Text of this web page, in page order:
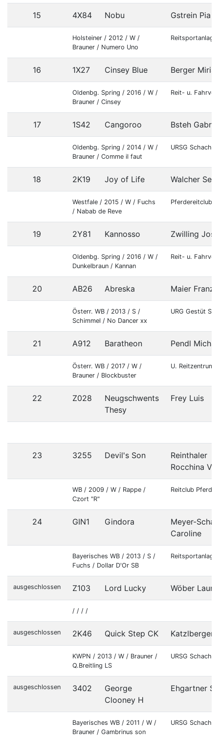
15 4X84 Nobu Gstrein Pia
Holsteiner / 2012 / W /
Brauner / Numero Uno
16 1X27 Cinsey Blue Berger
Oldenbg. Spring / 2016 / W /
Brauner / Cinsey
Reit- u.
17 1S42 Cangoroo Bsteh
Oldenbg. Spring / 2014 / W /
Brauner / Comme il faut
URSG
18 2K19 Joy of Life Walcher
Westfale / 2015 / W / Fuchs
/ Nabab de Reve
Pferdereitclub
19 2Y81 Kannosso Zwilling
Oldenbg. Spring / 2016 / W /
Dunkelbraun / Kannan
Reit- u.
20 AB26 Abreska Maier Franz
Österr. WB / 2013 / S /
Schimmel / No Dancer xx
URG Gestüt
21 A912 Baratheon Pendl
Österr. WB / 2017 / W /
Brauner / Blockbuster
U. Reitzentrum
22 Z028
Neugschwents
Thesy
Frey Luis
23 3255 Devil's Son
Reinthaler
Rocchina
WB / 2009 / W / Rappe /
Czort "R"
Reitclub
24 GIN1 Gindora
Meyer-
Caroline
Bayerisches WB / 2013 / S /
Fuchs / Dollar D'Or SB
ausgeschlossen Z103 Lord Lucky Wöber Laura
/ / / /
ausgeschlossen 2K46 Quick Step CK Katzlberger
KWPN / 2013 / W / Brauner /
Q.Breitling LS
URSG
ausgeschlossen 3402
George
Clooney H
Ehgartner
Bayerisches WB / 2011 / W /
Brauner / Gambrinus son
URSG